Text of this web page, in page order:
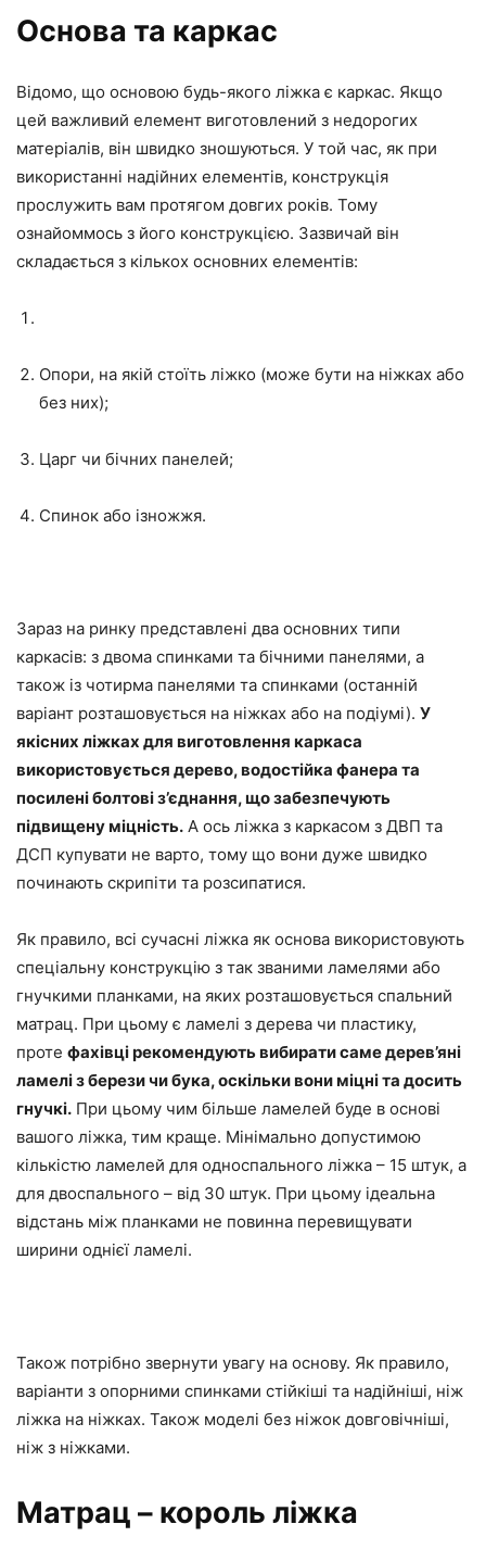
Основа та каркас
Відомо, що основою будь-якого ліжка є каркас. Якщо
цей важливий елемент виготовлений з недорогих
матеріалів, він швидко зношуються. У той час, як при
використанні надійних елементів, конструкція
прослужить вам протягом довгих років. Тому
ознайоммось з його конструкцією. Зазвичай він
складається з кількох основних елементів:
Опори, на якій стоїть ліжко (може бути на ніжках або
без них);
Царг чи бічних панелей;
Спинок або ізножжя.
Зараз на ринку представлені два основних типи
каркасів: з двома спинками та бічними панелями, а
також із чотирма панелями та спинками (останній
варіант розташовується на ніжках або на подіумі). У
якісних ліжках для виготовлення каркаса
використовується дерево, водостійка фанера та
посилені болтові з’єднання, що забезпечують
підвищену міцність. А ось ліжка з каркасом з ДВП та
ДСП купувати не варто, тому що вони дуже швидко
починають скрипіти та розсипатися.
Як правило, всі сучасні ліжка як основа використовують
спеціальну конструкцію з так званими ламелями або
гнучкими планками, на яких розташовується спальний
матрац. При цьому є ламелі з дерева чи пластику,
проте фахівці рекомендують вибирати саме дерев’яні
ламелі з берези чи бука, оскільки вони міцні та досить
гнучкі. При цьому чим більше ламелей буде в основі
вашого ліжка, тим краще. Мінімально допустимою
кількістю ламелей для односпального ліжка – 15 штук, а
для двоспального – від 30 штук. При цьому ідеальна
відстань між планками не повинна перевищувати
ширини однієї ламелі.
Також потрібно звернути увагу на основу. Як правило,
варіанти з опорними спинками стійкіші та надійніші, ніж
ліжка на ніжках. Також моделі без ніжок довговічніші,
ніж з ніжками.
Матрац – король ліжка